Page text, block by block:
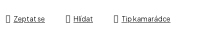
Zeptat se Hlídat Tip kamarádce